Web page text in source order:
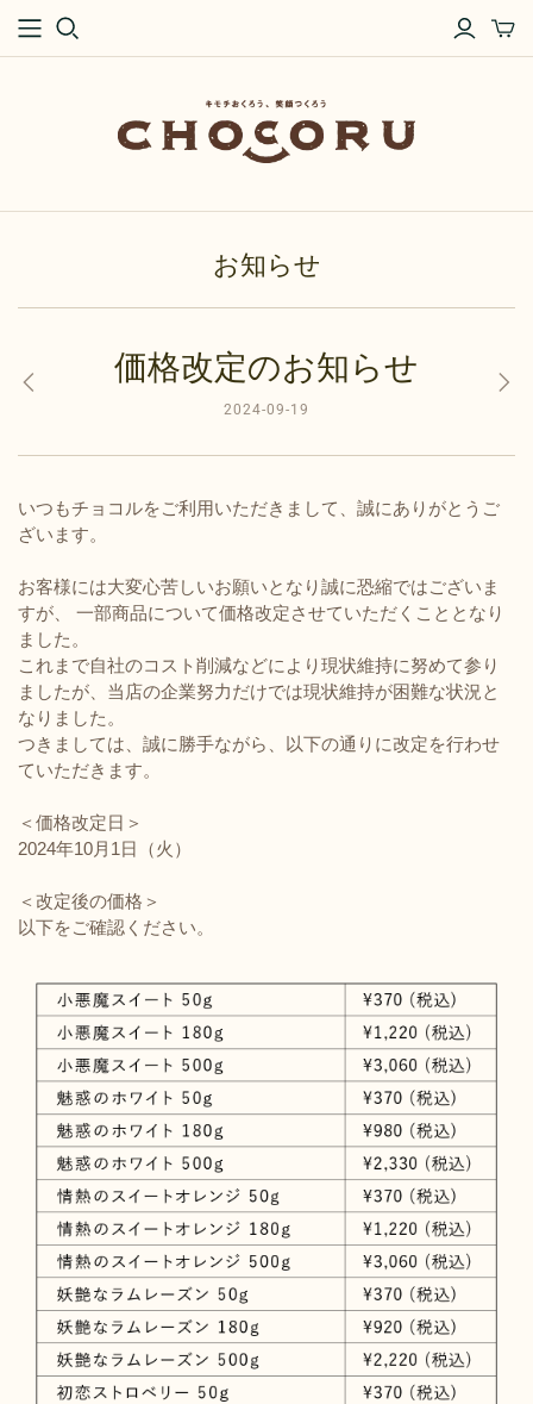
お知らせ
価格改定のお知らせ
2024-09-19
いつもチョコルをご利用いただきまして、誠にありがとうご
ざいます。
お客様には大変心苦しいお願いとなり誠に恐縮ではございま
すが、 一部商品について価格改定させていただくこととなり
ました。
これまで自社のコスト削減などにより現状維持に努めて参り
ましたが、当店の企業努力だけでは現状維持が困難な状況と
なりました。
つきましては、誠に勝手ながら、以下の通りに改定を行わせ
ていただきます。
＜価格改定日＞
2024年10月1日（火）
＜改定後の価格＞
以下をご確認ください。